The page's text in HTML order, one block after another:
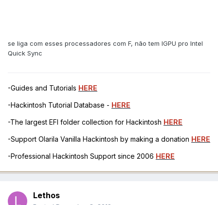
se liga com esses processadores com F, não tem IGPU pro Intel
Quick Sync
-Guides and Tutorials HERE
-Hackintosh Tutorial Database - HERE
-The largest EFI folder collection for Hackintosh HERE
-Support Olarila Vanilla Hackintosh by making a donation HERE
-Professional Hackintosh Support since 2006 HERE
Lethos